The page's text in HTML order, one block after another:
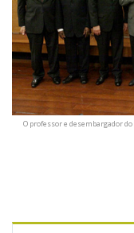
O professor e desembargador